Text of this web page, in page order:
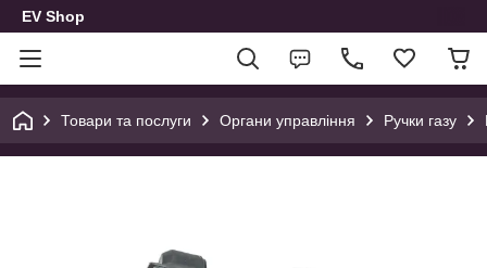
EV Shop
Товари та послуги Органи управління Ручки газу